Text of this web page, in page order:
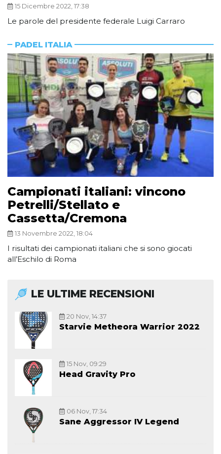
15 Dicembre 2022, 17:38
Le parole del presidente federale Luigi Carraro
PADEL ITALIA
Campionati italiani: vincono
Petrelli/Stellato e
Cassetta/Cremona
13 Novembre 2022, 18:04
I risultati dei campionati italiani che si sono giocati
all’Eschilo di Roma
LE ULTIME RECENSIONI
20 Nov, 14:37
Starvie Metheora Warrior 2022
15 Nov, 09:29
Head Gravity Pro
06 Nov, 17:34
Sane Aggressor IV Legend